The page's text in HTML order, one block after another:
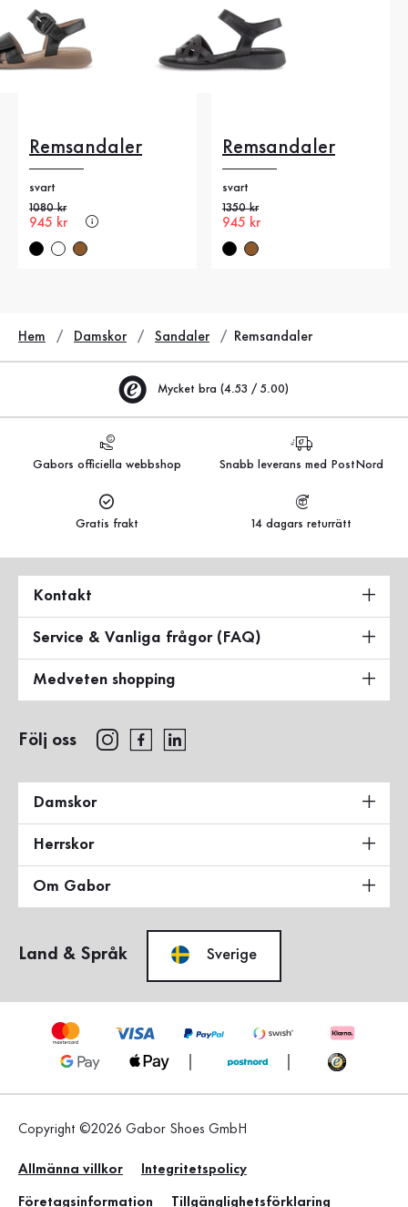
Remsandaler
svart
Gammalt pris
1080 kr
Nytt pris
945 kr
Remsandaler
svart
Gammalt pris
1350 kr
Nytt pris
945 kr
Hem Damskor Sandaler Remsandaler
Mycket bra (4.53 / 5.00)
Gabors officiella webbshop Snabb leverans med PostNord
Gratis frakt 14 dagars returrätt
Kontakt
Service & Vanliga frågor (FAQ)
Medveten shopping
Följ oss
Damskor
Herrskor
Om Gabor
Land & Språk Sverige
Copyright ©2026 Gabor Shoes GmbH
Allmänna villkor Integritetspolicy
Företagsinformation Tillgänglighetsförklaring